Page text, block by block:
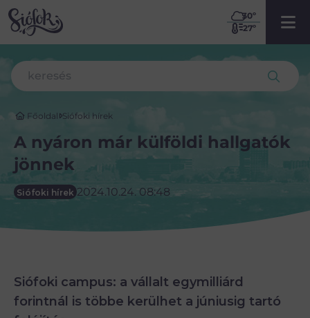
30º
27º
Főoldal Siófoki hírek
A nyáron már külföldi hallgatók
jönnek
Siófoki hírek 2024.10.24. 08:48
Siófoki campus: a vállalt egymilliárd
forintnál is többe kerülhet a júniusig tartó